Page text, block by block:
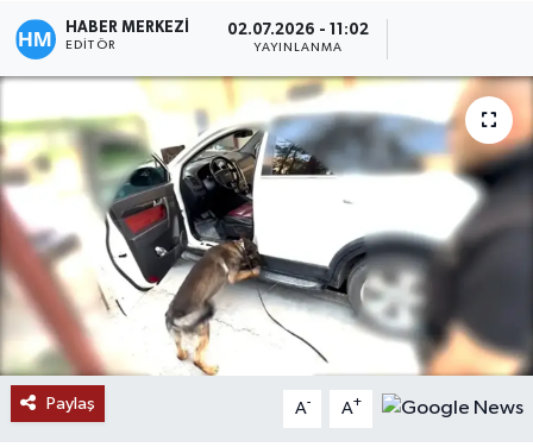
HABER MERKEZİ
EDITÖR
02.07.2026 - 11:02
YAYINLANMA
Paylaş A- A+